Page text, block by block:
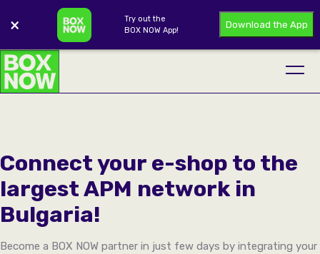
×
Try out the
BOX NOW App!
Download the App
Connect your e-shop to the
largest APM network in
Bulgaria!
Become a BOX NOW partner in just few days by integrating your